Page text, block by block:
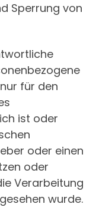
Sperrung von
für den
ist oder
oder einen
oder
Verarbeitung
wurde.